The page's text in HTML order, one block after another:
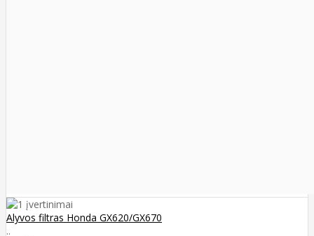
Alyvos filtras Honda GX620/GX670
..